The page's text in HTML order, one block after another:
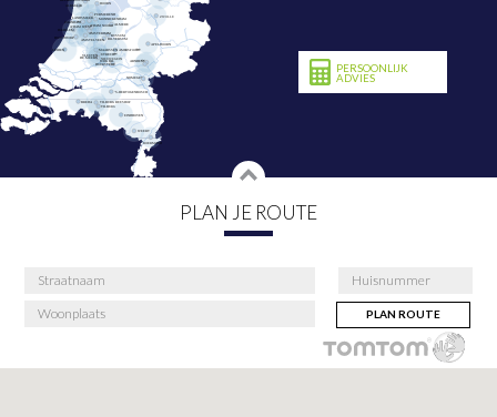
PERSOONLIJK
ADVIES
PLAN JE ROUTE
PLAN ROUTE